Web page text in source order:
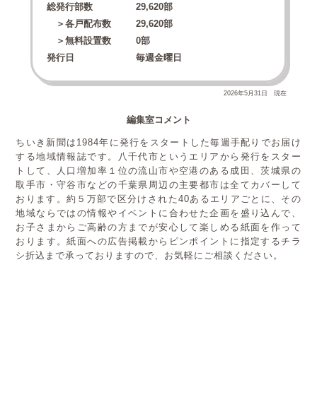
総発行部数
29,620部
＞各戸配布数
29,620部
＞無料設置数
0部
発行日
毎週金曜日
2026年5月31日 現在
編集室コメント
ちいき新聞は1984年に発行をスタートした毎週手配りでお届け
する地域情報誌です。八千代市というエリアから発行をスター
トして、人口増加率１位の流山市や空港のある成田、茨城県の
取手市・守谷市などの千葉県周辺の主要都市は全てカバーして
おります。約５万部で区分けされた40あるエリアごとに、その
地域ならではの情報やイベントに合わせた企画を盛り込んで、
お子さまからご高齢の方までが安心して楽しめる紙面を作って
おります。紙面への広告掲載からピンポイントに指定するチラ
シ折込まで承っておりますので、お気軽にご相談ください。